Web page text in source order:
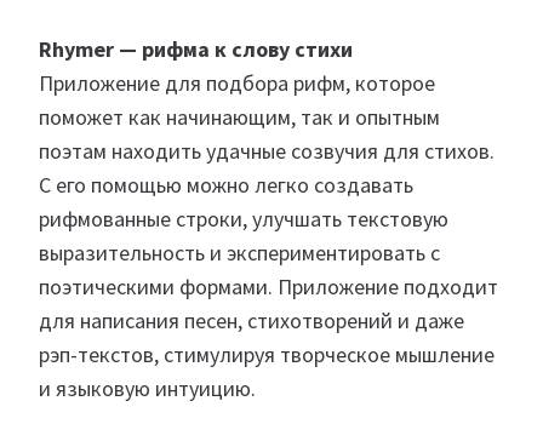
Rhymer — рифма к слову стихи
Приложение для подбора рифм, которое
поможет как начинающим, так и опытным
поэтам находить удачные созвучия для стихов.
С его помощью можно легко создавать
рифмованные строки, улучшать текстовую
выразительность и экспериментировать с
поэтическими формами. Приложение подходит
для написания песен, стихотворений и даже
рэп-текстов, стимулируя творческое мышление
и языковую интуицию.